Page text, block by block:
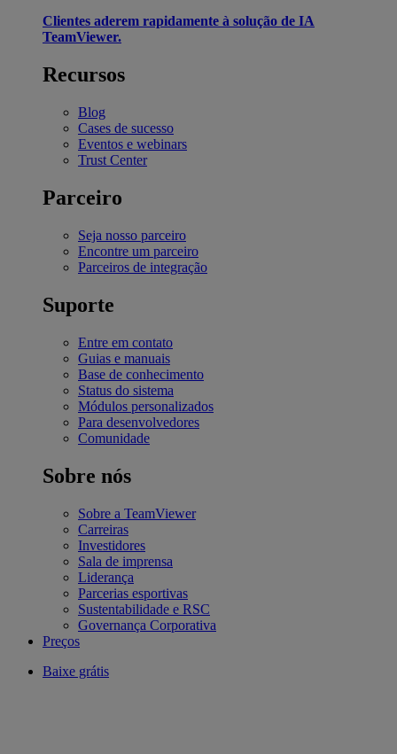
Clientes aderem rapidamente à solução de IA
TeamViewer.
Recursos
Blog
Cases de sucesso
Eventos e webinars
Trust Center
Parceiro
Seja nosso parceiro
Encontre um parceiro
Parceiros de integração
Suporte
Entre em contato
Guias e manuais
Base de conhecimento
Status do sistema
Módulos personalizados
Para desenvolvedores
Comunidade
Sobre nós
Sobre a TeamViewer
Carreiras
Investidores
Sala de imprensa
Liderança
Parcerias esportivas
Sustentabilidade e RSC
Governança Corporativa
Preços
Baixe grátis